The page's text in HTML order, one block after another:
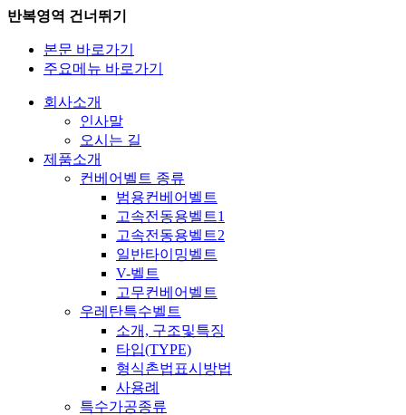
반복영역 건너뛰기
본문 바로가기
주요메뉴 바로가기
회사소개
인사말
오시는 길
제품소개
컨베어벨트 종류
범용컨베어벨트
고속전동용벨트1
고속전동용벨트2
일반타이밍벨트
V-벨트
고무컨베어벨트
우레탄특수벨트
소개, 구조및특징
타입(TYPE)
형식촌법표시방법
사용례
특수가공종류